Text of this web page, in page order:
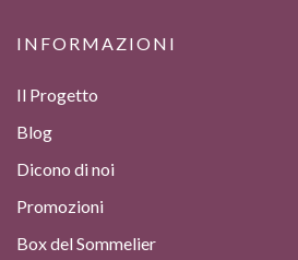
INFORMAZIONI
Il Progetto
Blog
Dicono di noi
Promozioni
Box del Sommelier